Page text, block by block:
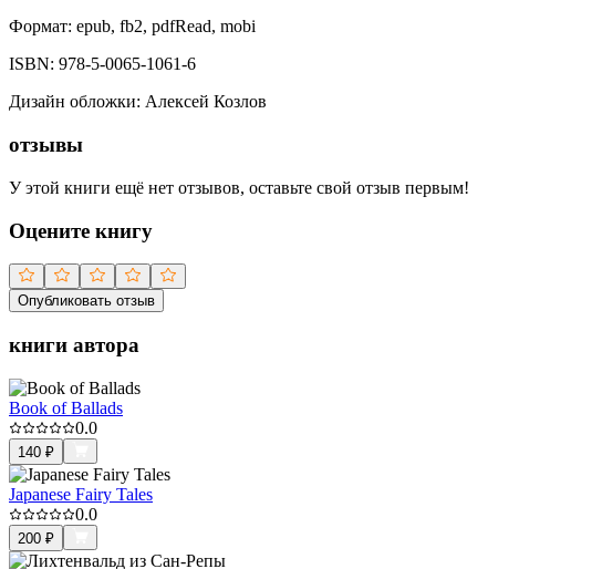
Формат: epub, fb2, pdfRead, mobi
ISBN: 978-5-0065-1061-6
Дизайн обложки: Алексей Козлов
отзывы
У этой книги ещё нет отзывов, оставьте свой отзыв первым!
Оцените книгу
Опубликовать отзыв
книги автора
Book of Ballads
0.0
140 ₽
Japanese Fairy Tales
0.0
200 ₽